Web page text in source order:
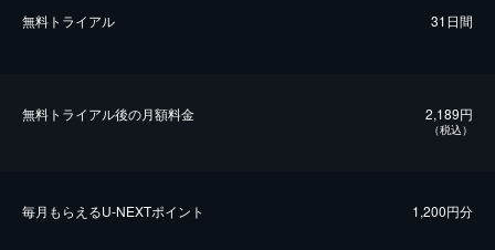
無料トライアル 31日間
無料トライアル後の⽉額料金 2,189円
（税込）
毎⽉もらえるU-NEXTポイント 1,200円分